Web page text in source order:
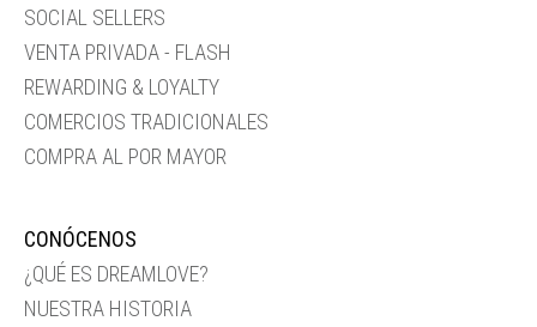
SOCIAL SELLERS
VENTA PRIVADA - FLASH
REWARDING & LOYALTY
COMERCIOS TRADICIONALES
COMPRA AL POR MAYOR
CONÓCENOS
¿QUÉ ES DREAMLOVE?
NUESTRA HISTORIA